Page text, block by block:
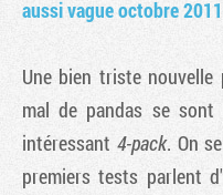
aussi vague octobre 2011
Une bien triste
mal de pandas se
intéressant 4-pack. On
premiers tests parlent